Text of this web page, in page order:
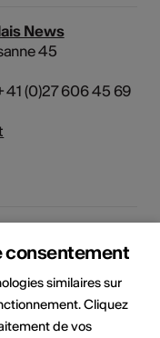
News
45
41 (0)27 606 45 69
/ concours
consentement
similaires sur
Cliquez
de vos